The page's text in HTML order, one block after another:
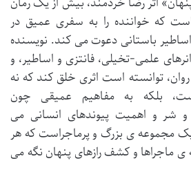
که خواننده را به سفری عمیق در
باستانی دعوت می کند. نویسنده
علمی-تخیلی، فانتزی و اساطیر، و
روان، توانسته است اثری خلق کند که نه
بلکه به مفاهیم عمیقی چون
شر و اهمیت پیوندهای انسانی می
یک مجموعه ی بزرگ و پرماجراست که هر
ی ماجراها و کشف رازهای پنهان نگه می